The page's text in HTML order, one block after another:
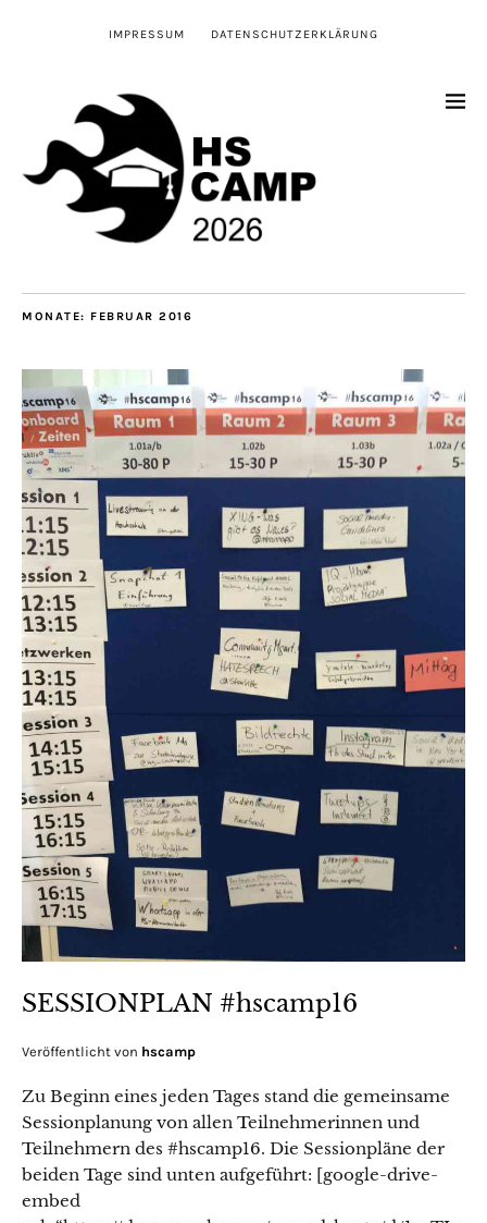
IMPRESSUM DATENSCHUTZERKLÄRUNG
MONATE: FEBRUAR 2016
SESSIONPLAN #hscamp16
Veröffentlicht von hscamp
Zu Beginn eines jeden Tages stand die gemeinsame
Sessionplanung von allen Teilnehmerinnen und
Teilnehmern des #hscamp16. Die Sessionpläne der
beiden Tage sind unten aufgeführt: [google-drive-
embed